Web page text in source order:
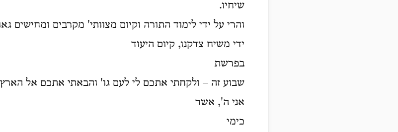
שיחיו.
והרי על ידי לימוד התורה וקיום מצוותי' מקרבים ומחישים
ידי משיח צדקנו, קיום היעוד
בפרשת
שבוע זה – ולקחתי אתכם לי לעם גו' והבאתי אתכם אל
אני ה', אשר
כימי